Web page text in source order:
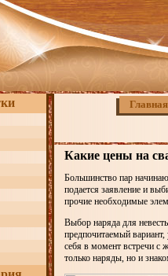
Главная
Какие цены на
Большинство пар
подается заявление и
прочие необходимые
Выбор наряда для
предпочитаемый
себя в момент встречи с
только наряды, но и